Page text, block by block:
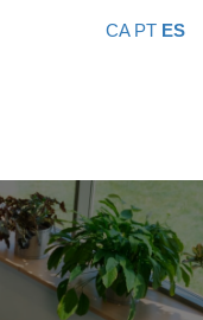
CA PT ES